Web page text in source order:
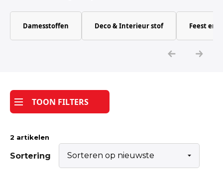
Katoen
Tijdpakker stof
Damesstoffen Deco & Interieur stof Feest en
TOON FILTERS
2 artikelen
Sortering